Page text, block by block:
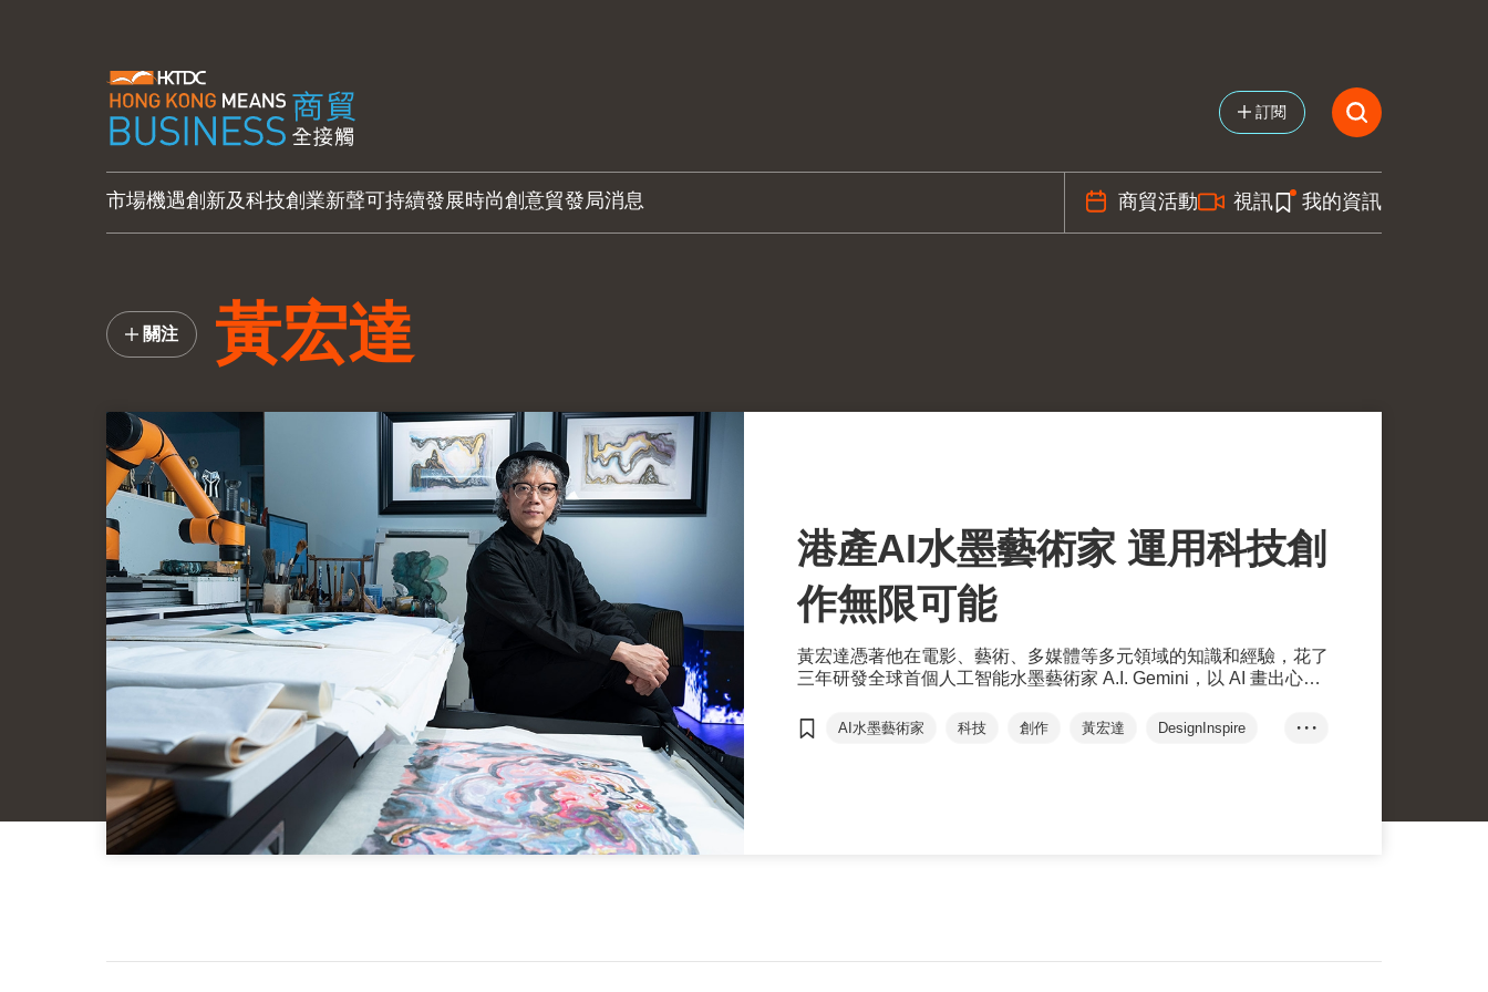
訂閱
市場機遇創新及科技創業新聲可持續發展時尚創意貿發局消息 商貿活動 視訊 我的資訊
黃宏達
關注
港產AI水墨藝術家 運用科技創
作無限可能
黃宏達憑著他在電影、藝術、多媒體等多元領域的知識和經驗，花了
三年研發全球首個人工智能水墨藝術家 A.I. Gemini，以 AI 畫出心中
AI水墨藝術家 科技 創作 黃宏達
DesignInspire
• • •